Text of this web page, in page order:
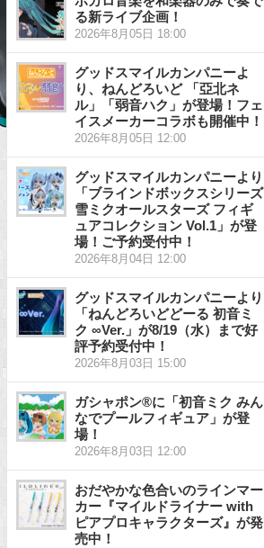
る新ライブ企画！
2026年8月05日 18:00
グッドスマイルカンパニーよ
り、ねんどろいど 「亞北ネ
ル」「弱音ハク」が登場！フェ
イスメーカーコラボも開催中！
2026年8月05日 12:00
グッドスマイルカンパニーより
「ブラインドボックスシリーズ
雪ミクオールスターズ フィギ
ュアコレクション Vol.1」が登
場！ご予約受付中！
2026年8月04日 12:00
グッドスマイルカンパニーより
「ねんどろいどどーる 初音ミ
ク ∞Ver.」が8/19（水）まで好
評予約受付中！
2026年8月03日 15:00
ガシャポン®に「初音ミク みん
なでプールフィギュア」が登
場！
2026年8月03日 12:00
おだやかな色合いのラインマー
カー『マイルドライナー with
ピアプロキャラクターズ』が発
売中！